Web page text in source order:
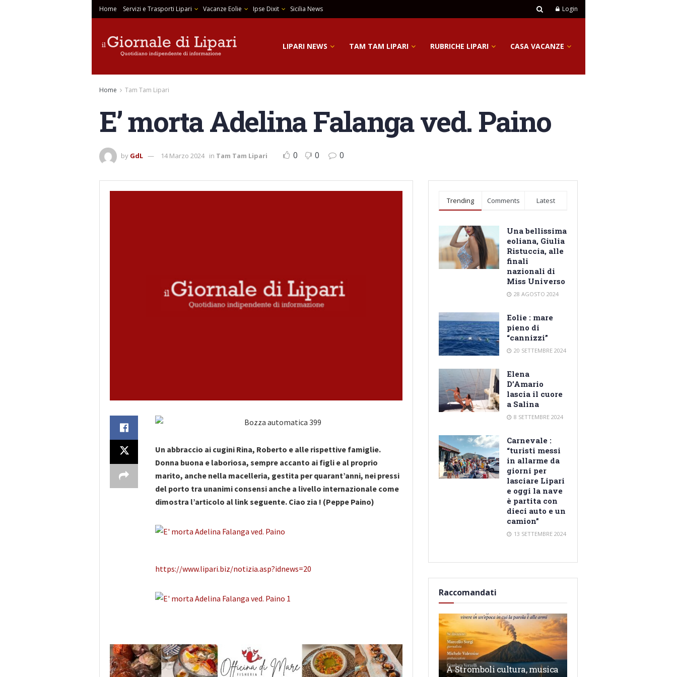
Home Servizi e Trasporti Lipari Vacanze Eolie Ipse Dixit Sicilia News Login
LIPARI NEWS TAM TAM LIPARI RUBRICHE LIPARI CASA VACANZE
Home Tam Tam Lipari
E’ morta Adelina Falanga ved. Paino
by GdL 14 Marzo 2024 in Tam Tam Lipari 0 0 0
Un abbraccio ai cugini Rina, Roberto e alle rispettive famiglie.
Donna buona e laboriosa, sempre accanto ai figli e al proprio
marito, anche nella macelleria, gestita per quarant’anni, nei pressi
del porto tra unanimi consensi anche a livello internazionale come
dimostra l’articolo al link seguente. Ciao zia ! (Peppe Paino)
https://www.lipari.biz/notizia.asp?idnews=20
Trending Comments Latest
Una bellissima
eoliana, Giulia
Ristuccia, alle
finali
nazionali di
Miss Universo
28 AGOSTO 2024
Eolie : mare
pieno di
“cannizzi”
20 SETTEMBRE 2024
Elena
D’Amario
lascia il cuore
a Salina
8 SETTEMBRE 2024
Carnevale :
“turisti messi
in allarme da
giorni per
lasciare Lipari
e oggi la nave
è partita con
dieci auto e un
camion”
13 SETTEMBRE 2024
Raccomandati
A Stromboli cultura, musica